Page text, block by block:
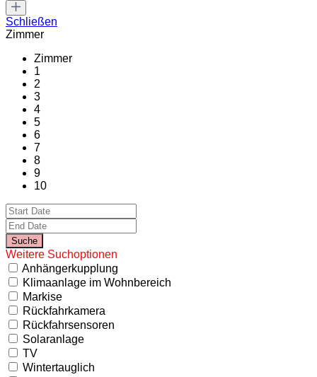
Schließen
Zimmer
Zimmer
1
2
3
4
5
6
7
8
9
10
Weitere Suchoptionen
Anhängerkupplung
Klimaanlage im Wohnbereich
Markise
Rückfahrkamera
Rückfahrsensoren
Solaranlage
TV
Wintertauglich